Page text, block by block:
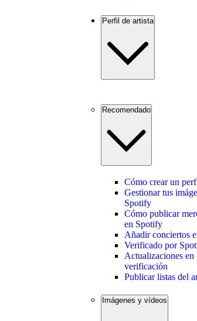
Perfil de artista
Recomendado
Cómo crear un
Gestionar tus
Spotify
Cómo publicar
en Spotify
Añadir conciertos
Verificado por
Actualizaciones en
verificación
Publicar listas del
Imágenes y vídeos